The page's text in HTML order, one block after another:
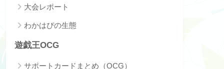
大会レポート
わかはぴの生態
遊戯王OCG
サポートカードまとめ（OCG）